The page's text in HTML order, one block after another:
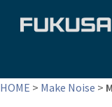
ツ
HOME > Make Noise >